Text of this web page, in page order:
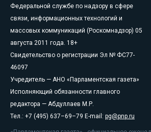
Федеральной службе по надзору в сфере
связи, информационных технологий и
массовых коммуникаций (Роскомнадзор) 05
августа 2011 года. 18+
Свидетельство о регистрации Эл № ФС77-
46097
Учредитель — АНО «Парламентская газета»
Исполняющий обязанности главного
редактора — Абдуллаев М.Р.
Тел.: +7 (495) 637–69–79 E-mail: pg@pnp.ru